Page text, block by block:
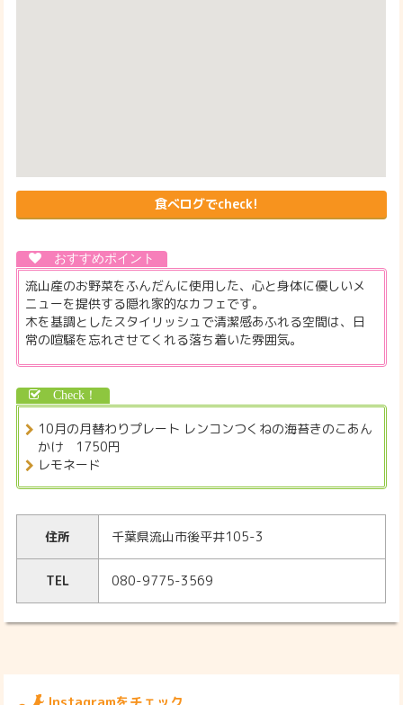
食べログでcheck!
流山産のお野菜をふんだんに使用した、心と身体に優しいメ
ニューを提供する隠れ家的なカフェです。
木を基調としたスタイリッシュで清潔感あふれる空間は、日
常の喧騒を忘れさせてくれる落ち着いた雰囲気。
10月の月替わりプレート レンコンつくねの海苔きのこあん
かけ 1750円
レモネード
住所 千葉県流山市後平井105-3
TEL 080-9775-3569